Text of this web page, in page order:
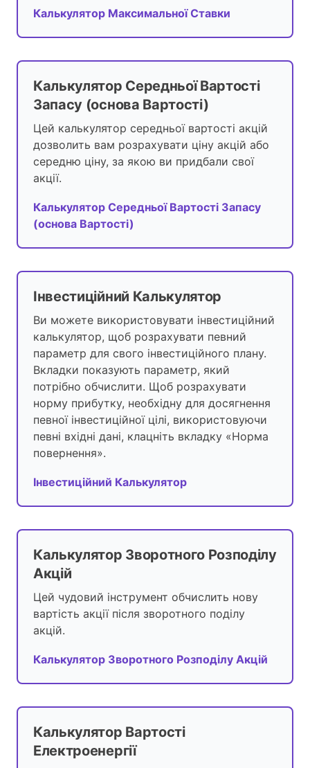
Калькулятор Максимальної Ставки
Калькулятор Середньої Вартості
Запасу (основа Вартості)
Цей калькулятор середньої вартості акцій
дозволить вам розрахувати ціну акцій або
середню ціну, за якою ви придбали свої
акції.
Калькулятор Середньої Вартості Запасу
(основа Вартості)
Інвестиційний Калькулятор
Ви можете використовувати інвестиційний
калькулятор, щоб розрахувати певний
параметр для свого інвестиційного плану.
Вкладки показують параметр, який
потрібно обчислити. Щоб розрахувати
норму прибутку, необхідну для досягнення
певної інвестиційної цілі, використовуючи
певні вхідні дані, клацніть вкладку «Норма
повернення».
Інвестиційний Калькулятор
Калькулятор Зворотного Розподілу
Акцій
Цей чудовий інструмент обчислить нову
вартість акції після зворотного поділу
акцій.
Калькулятор Зворотного Розподілу Акцій
Калькулятор Вартості
Електроенергії